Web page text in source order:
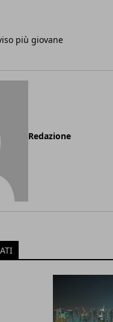
più giovane
Redazione